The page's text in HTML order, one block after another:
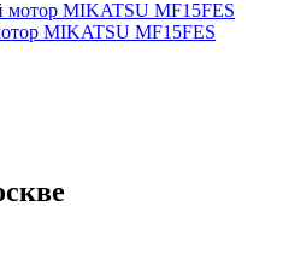
MIKATSU MF15FES